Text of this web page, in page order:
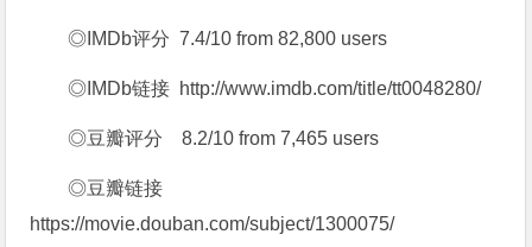
◎IMDb评分 7.4/10 from 82,800 users
◎IMDb链接 http://www.imdb.com/title/tt0048280/
◎豆瓣评分 8.2/10 from 7,465 users
◎豆瓣链接
https://movie.douban.com/subject/1300075/